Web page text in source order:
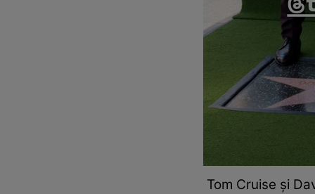
Tom Cruise și